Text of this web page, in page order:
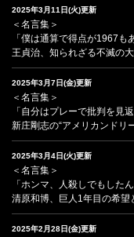
2025年3月11日(火)更新
＜名言集＞
「僕は通算で得点が1967も
王貞治、知られざる不滅の
2025年3月7日(金)更新
＜名言集＞
「自分はプレーで批判を見返
新庄剛志の“アメリカンドリ
2025年3月4日(火)更新
＜名言集＞
「ホンマ、人殺しでもしたん
清原和博、巨人1年目の希望
2025年2月28日(金)更新